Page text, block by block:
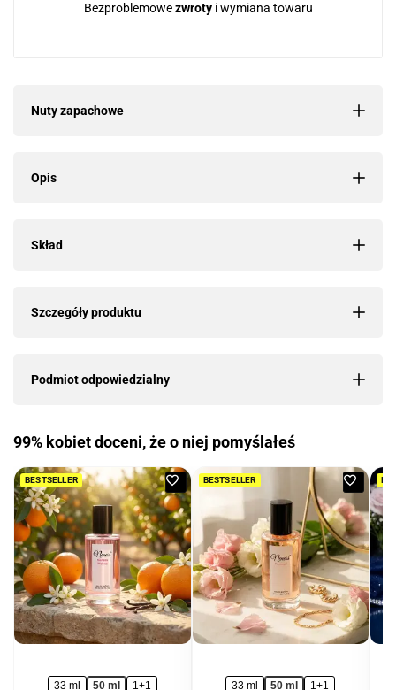
Bezproblemowezwrotyi wymiana towaru
Nuty zapachowe
Opis
Skład
Szczegóły produktu
Podmiot odpowiedzialny
99% kobiet doceni, że o niej pomyślałeś
BESTSELLER
Dodaj
do
ulubionych
33 ml 50 ml 1+1
BESTSELLER
Dodaj
33 ml 50 ml 1+1